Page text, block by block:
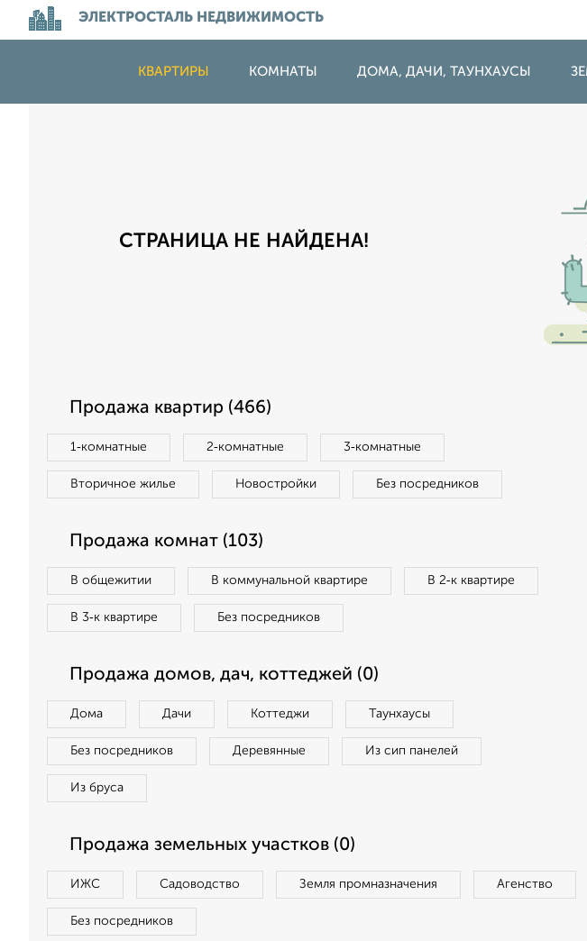
ЭЛЕКТРОСТАЛЬ НЕДВИЖИМОСТЬ
КВАРТИРЫ КОМНАТЫ ДОМА, ДАЧИ, ТАУНХАУСЫ
СТРАНИЦА НЕ НАЙДЕНА!
Продажа квартир (466)
1‑комнатные 2‑комнатные 3‑комнатные
Вторичное жилье Новостройки Без посредников
Продажа комнат (103)
В общежитии В коммунальной квартире В 2‑к квартире
В 3‑к квартире Без посредников
Продажа домов, дач, коттеджей (0)
Дома Дачи Коттеджи Таунхаусы
Без посредников Деревянные Из сип панелей
Из бруса
Продажа земельных участков (0)
ИЖС Садоводство Земля промназначения Агенство
Без посредников